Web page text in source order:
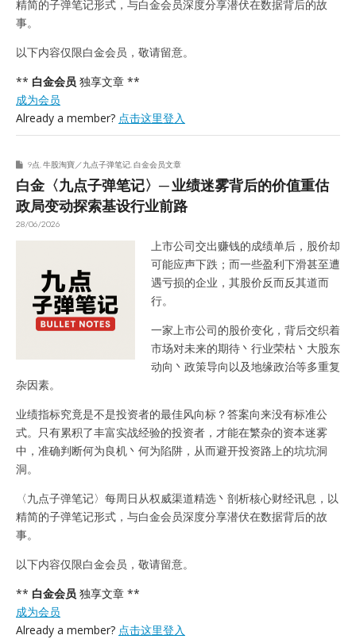
精简的子弹笔记形式，与白金会员深度分享潜伏在数据背后的故
事。
以下内容仅限白金会员，敬请留意。
** 白金会员 独享文章 **
成为会员
Already a member? 点击这里登入
9点 牛股淘寶／九点子弹笔记 白金会员文章
白金〈九点子弹笔记〉─ 业绩迷雾背后的价值重估
政局变动探索基设行业前路
28/06/2026
上市公司交出赚钱的成绩单后，股价却
可能应声下跌；而一些盈利下滑甚至遭
遇亏损的企业，其股价反而反其道而
行。
一家上市公司的股价变化，背后交织着
市场对未来的期待丶行业荣枯丶大股东
动向丶政策导向以及地缘政治等多重复
杂因素。
业绩指标究竟是不是投资者的最佳风向标？答案向来没有标准公
式。只有累积了丰富实战经验的投资者，才能在繁杂的资本迷雾
中，准确判断何为良机丶何为陷阱，从而避开投资路上的坑坑洞
洞。
〈九点子弹笔记〉每周日从权威渠道精选丶剖析核心财经讯息，以
精简的子弹笔记形式，与白金会员深度分享潜伏在数据背后的故
事。
以下内容仅限白金会员，敬请留意。
** 白金会员 独享文章 **
成为会员
Already a member? 点击这里登入